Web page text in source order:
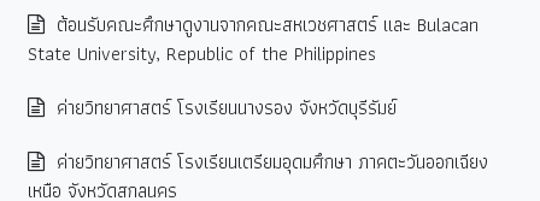
ต้อนรับคณะศึกษาดูงานจากคณะสหเวชศาสตร์ และ Bulacan
State University, Republic of the Philippines
ค่ายวิทยาศาสตร์ โรงเรียนนางรอง จังหวัดบุรีรัมย์
ค่ายวิทยาศาสตร์ โรงเรียนเตรียมอุดมศึกษา ภาคตะวันออกเฉียง
เหนือ จังหวัดสกลนคร